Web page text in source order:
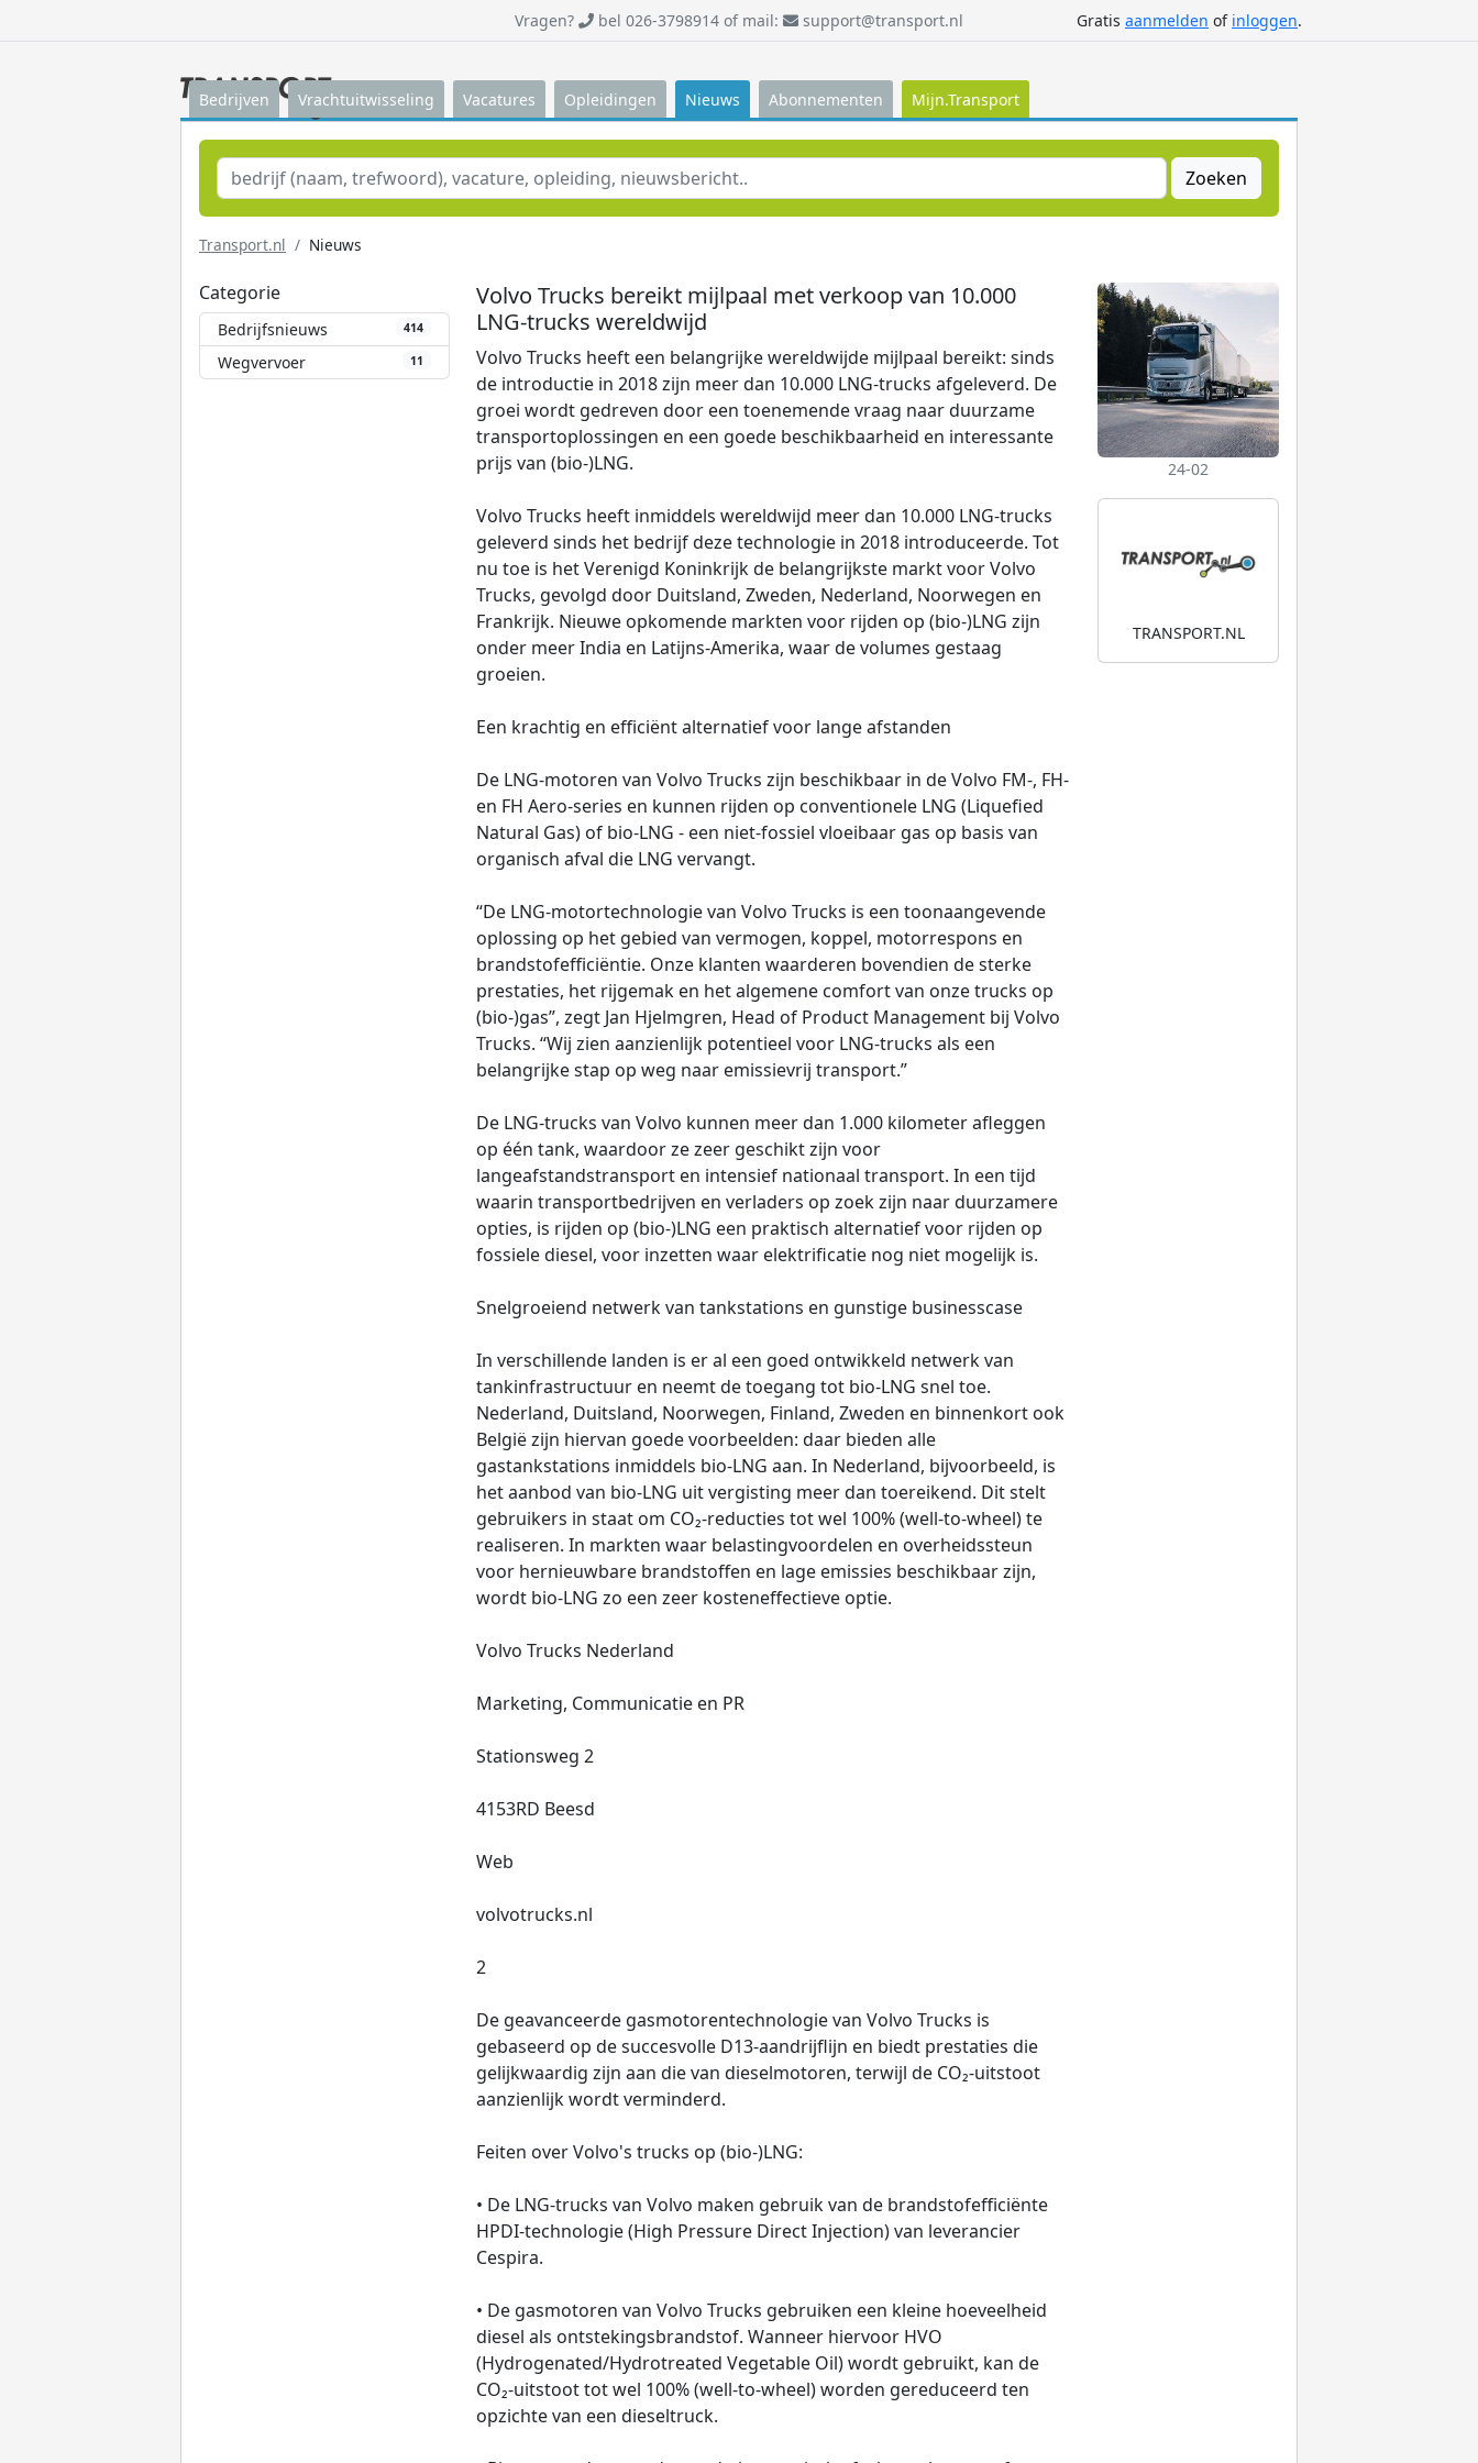
Vragen? bel 026-3798914 of mail: support@transport.nl Gratis aanmelden of inloggen.
Bedrijven Vrachtuitwisseling Vacatures Opleidingen Nieuws Abonnementen Mijn.Transport
Zoeken
Transport.nl Nieuws
Categorie
Bedrijfsnieuws 414
Wegvervoer 11
Volvo Trucks bereikt mijlpaal met verkoop van 10.000
LNG-trucks wereldwijd
Volvo Trucks heeft een belangrijke wereldwijde mijlpaal bereikt: sinds
de introductie in 2018 zijn meer dan 10.000 LNG-trucks afgeleverd. De
groei wordt gedreven door een toenemende vraag naar duurzame
transportoplossingen en een goede beschikbaarheid en interessante
prijs van (bio‑)LNG.
Volvo Trucks heeft inmiddels wereldwijd meer dan 10.000 LNG-trucks
geleverd sinds het bedrijf deze technologie in 2018 introduceerde. Tot
nu toe is het Verenigd Koninkrijk de belangrijkste markt voor Volvo
Trucks, gevolgd door Duitsland, Zweden, Nederland, Noorwegen en
Frankrijk. Nieuwe opkomende markten voor rijden op (bio-)LNG zijn
onder meer India en Latijns‑Amerika, waar de volumes gestaag
groeien.
Een krachtig en efficiënt alternatief voor lange afstanden
De LNG-motoren van Volvo Trucks zijn beschikbaar in de Volvo FM-, FH-
en FH Aero‑series en kunnen rijden op conventionele LNG (Liquefied
Natural Gas) of bio‑LNG - een niet‑fossiel vloeibaar gas op basis van
organisch afval die LNG vervangt.
“De LNG-motortechnologie van Volvo Trucks is een toonaangevende
oplossing op het gebied van vermogen, koppel, motorrespons en
brandstofefficiëntie. Onze klanten waarderen bovendien de sterke
prestaties, het rijgemak en het algemene comfort van onze trucks op
(bio-)gas”, zegt Jan Hjelmgren, Head of Product Management bij Volvo
Trucks. “Wij zien aanzienlijk potentieel voor LNG-trucks als een
belangrijke stap op weg naar emissievrij transport.”
De LNG-trucks van Volvo kunnen meer dan 1.000 kilometer afleggen
op één tank, waardoor ze zeer geschikt zijn voor
langeafstandstransport en intensief nationaal transport. In een tijd
waarin transportbedrijven en verladers op zoek zijn naar duurzamere
opties, is rijden op (bio-)LNG een praktisch alternatief voor rijden op
fossiele diesel, voor inzetten waar elektrificatie nog niet mogelijk is.
Snelgroeiend netwerk van tankstations en gunstige businesscase
In verschillende landen is er al een goed ontwikkeld netwerk van
tankinfrastructuur en neemt de toegang tot bio‑LNG snel toe.
Nederland, Duitsland, Noorwegen, Finland, Zweden en binnenkort ook
België zijn hiervan goede voorbeelden: daar bieden alle
gastankstations inmiddels bio‑LNG aan. In Nederland, bijvoorbeeld, is
het aanbod van bio-LNG uit vergisting meer dan toereikend. Dit stelt
gebruikers in staat om CO₂‑reducties tot wel 100% (well‑to‑wheel) te
realiseren. In markten waar belastingvoordelen en overheidssteun
voor hernieuwbare brandstoffen en lage emissies beschikbaar zijn,
wordt bio‑LNG zo een zeer kosteneffectieve optie.
Volvo Trucks Nederland
Marketing, Communicatie en PR
Stationsweg 2
4153RD Beesd
Web
volvotrucks.nl
2
De geavanceerde gasmotorentechnologie van Volvo Trucks is
gebaseerd op de succesvolle D13‑aandrijflijn en biedt prestaties die
gelijkwaardig zijn aan die van dieselmotoren, terwijl de CO₂‑uitstoot
aanzienlijk wordt verminderd.
Feiten over Volvo's trucks op (bio-)LNG:
• De LNG-trucks van Volvo maken gebruik van de brandstofefficiënte
HPDI‑technologie (High Pressure Direct Injection) van leverancier
Cespira.
• De gasmotoren van Volvo Trucks gebruiken een kleine hoeveelheid
diesel als ontstekingsbrandstof. Wanneer hiervoor HVO
(Hydrogenated/Hydrotreated Vegetable Oil) wordt gebruikt, kan de
CO₂‑uitstoot tot wel 100% (well‑to‑wheel) worden gereduceerd ten
opzichte van een dieseltruck.
24-02
TRANSPORT.NL